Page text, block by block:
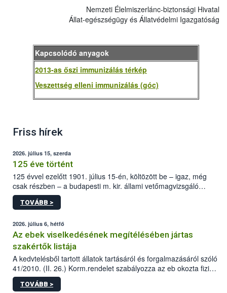
Nemzeti Élelmiszerlánc-biztonsági Hivatal
Állat-egészségügy és Állatvédelmi Igazgatóság
Kapcsolódó anyagok
2013-as őszi immunizálás térkép
Veszettség elleni immunizálás (góc)
Friss hírek
2026. július 15, szerda
125 éve történt
125 évvel ezelőtt 1901. július 15-én, költözött be – igaz, még
csak részben – a budapesti m. kir. állami vetőmagvizsgáló
állomás a Kis Rókus utca 15. szám alatti, Czigler Győző által
tervezett új épületébe.
TOVÁBB >
2026. július 6, hétfő
Az ebek viselkedésének megítélésében jártas
szakértők listája
A kedvtelésből tartott állatok tartásáról és forgalmazásáról szóló
41/2010. (II. 26.) Korm.rendelet szabályozza az eb okozta fizikai
sérülés, illetve ennek veszélye keletkezésekor felmerülő
hatósági feladatokat, valamint a veszélyes eb tartását és annak
TOVÁBB >